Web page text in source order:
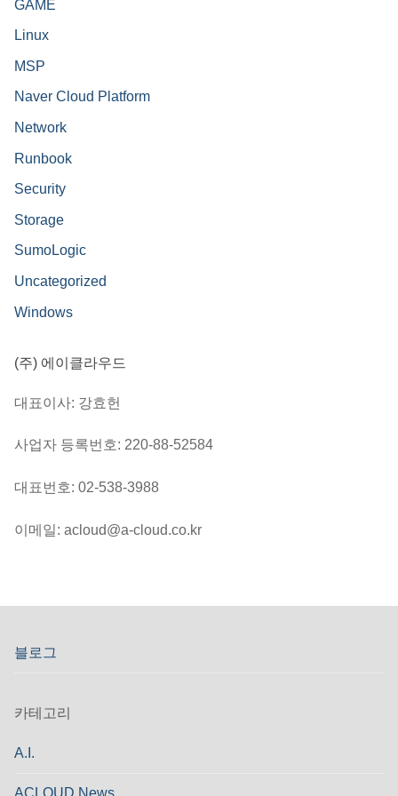
GAME
Linux
MSP
Naver Cloud Platform
Network
Runbook
Security
Storage
SumoLogic
Uncategorized
Windows
(주) 에이클라우드
대표이사: 강효헌
사업자 등록번호: 220-88-52584
대표번호: 02-538-3988
이메일: acloud@a-cloud.co.kr
블로그
카테고리
A.I.